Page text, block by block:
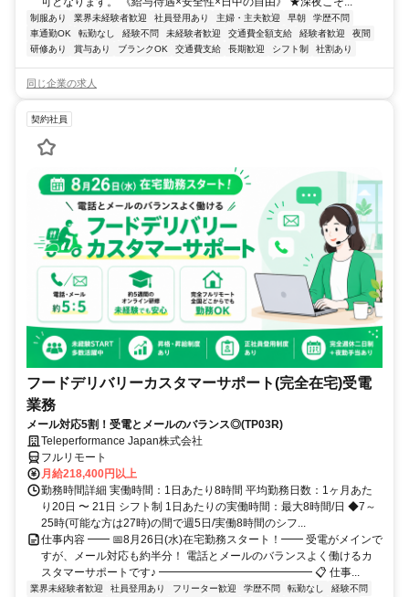
制服あり 業界未経験者歓迎 社員登用あり 主婦・主夫歓迎 早朝
学歴不問
車通勤OK
転勤なし 経験不問 未経験者歓迎 交通費全額支給 経験者歓迎
夜間
研修あり
賞与あり ブランクOK 交通費支給 長期歓迎 シフト制 社割あり
同じ企業の求人
契約社員
フードデリバリーカスタマーサポート(完全在宅)受電
業務
メール対応5割！受電とメールのバランス◎(TP03R)
Teleperformance Japan株式会社
フルリモート
月給218,400円以上
勤務時間詳細 実働時間：1日あたり8時間 平均勤務日数：1ヶ月あた
り20日 〜 21日 シフト制 1日あたりの実働時間：最大8時間/日 ◆7～
25時(可能な方は27時)の間で週5日/実働8時間のシフ...
仕事内容 ━━ 📅8月26日(水)在宅勤務スタート！━━ 受電がメインで
すが、メール対応も約半分！ 電話とメールのバランスよく働けるカ
スタマーサポートです♪ ━━━━━━━━━━━━━━ 📋 仕事...
業界未経験者歓迎 社員登用あり フリーター歓迎 学歴不問 転勤なし
経験不問